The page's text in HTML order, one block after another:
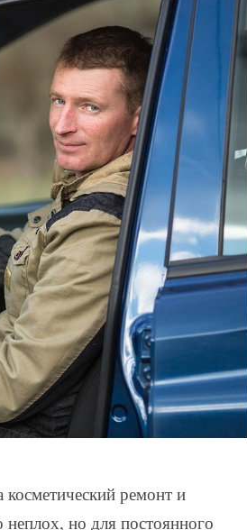
ремонт и
неплох, но для постоянного